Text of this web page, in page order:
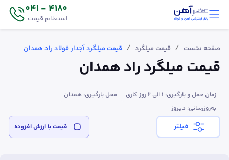
4180 - 041
استعلام قیمت
صفحه نخست / قیمت میلگرد / قیمت میلگرد آجدار فولاد راد همدان
قیمت میلگرد راد همدان
زمان حمل و بارگیری: 1 الی 2 روز کاری
محل بارگیری: همدان
به‌روزرسانی: دیروز
فیلتر قیمت‌ با ارزش افزوده